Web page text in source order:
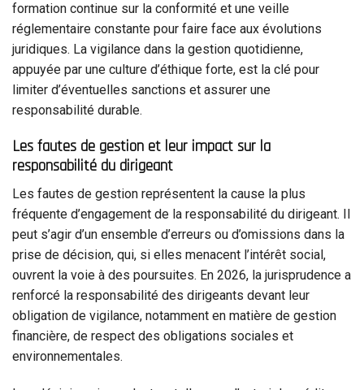
formation continue sur la conformité et une veille
réglementaire constante pour faire face aux évolutions
juridiques. La vigilance dans la gestion quotidienne,
appuyée par une culture d’éthique forte, est la clé pour
limiter d’éventuelles sanctions et assurer une
responsabilité durable.
Les fautes de gestion et leur impact sur la
responsabilité du dirigeant
Les fautes de gestion représentent la cause la plus
fréquente d’engagement de la responsabilité du dirigeant. Il
peut s’agir d’un ensemble d’erreurs ou d’omissions dans la
prise de décision, qui, si elles menacent l’intérêt social,
ouvrent la voie à des poursuites. En 2026, la jurisprudence a
renforcé la responsabilité des dirigeants devant leur
obligation de vigilance, notamment en matière de gestion
financière, de respect des obligations sociales et
environnementales.